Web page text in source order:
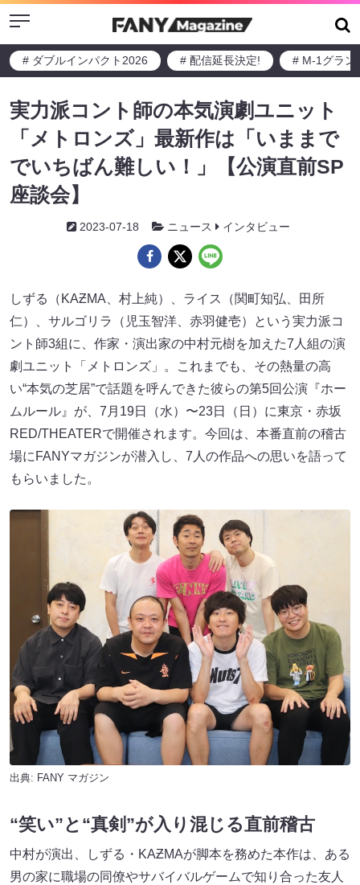
Menu
# ダブルインパクト2026 # 配信延長決定! # M-1グラン
実力派コント師の本気演劇ユニット
「メトロンズ」最新作は「いままで
でいちばん難しい！」【公演直前SP
座談会】
2023-07-18 ニュース インタビュー
しずる（KAƵMA、村上純​​）、ライス（関町知弘、田所
仁）、​​サルゴリラ（児玉智洋、赤羽健壱）​という実力派コ
ント師3組に、作家・演出家の中村元樹を加えた7人組の演
劇ユニット「メトロンズ」。これまでも、その熱量の高
い“本気の芝居”で話題を呼んできた彼らの第5回公演『ホー
ムルール』が、7月19日（水）〜23日（日）に東京・赤坂
RED/THEATER​​で開催されます。今回は、本番直前の稽古
場にFANYマガジンが潜入し、7人の作品への思いを語って
もらいました。
出典: FANY マガジン
“笑い”と“真剣”が入り混じる直前稽古
中村が演出、しずる・KAƵMAが脚本を務めた本作は、ある
男の家に職場の同僚やサバイバルゲームで知り合った友人